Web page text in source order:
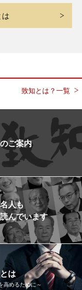
致知とは？一覧
ご案内
人も
んでいます
は
高めるために～